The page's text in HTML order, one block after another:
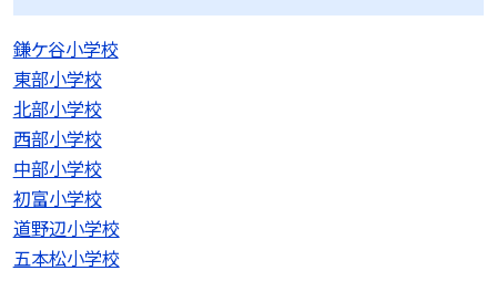
鎌ケ谷小学校
東部小学校
北部小学校
西部小学校
中部小学校
初富小学校
道野辺小学校
五本松小学校